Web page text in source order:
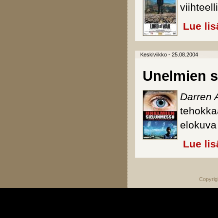
Lue
Keskiviikko - 25.08.2004
Unelmien
Darren
Lue